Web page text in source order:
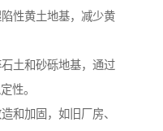
性黄土地基，减少黄
土和砂砾地基，通过
性。
和加固，如旧厂房、